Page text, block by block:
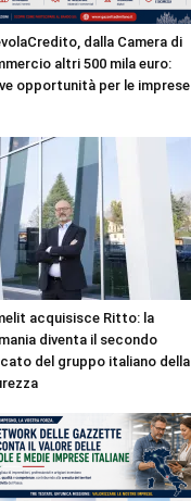
dalla Camera di
altri 500 mila euro:
opportunità per le imprese
acquisisce Ritto: la
diventa il secondo
del gruppo italiano della